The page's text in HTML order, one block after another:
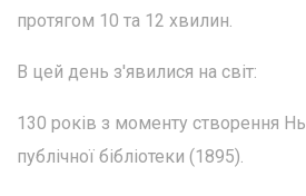
протягом 10 та 12 хвилин.
В цей день з'явилися на світ:
130 років з моменту створення
публічної бібліотеки (1895).